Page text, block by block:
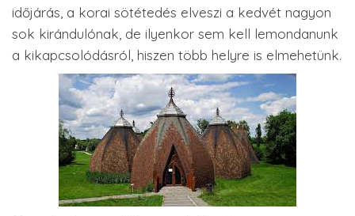
időjárás, a korai sötétedés elveszi a kedvét nagyon
sok kirándulónak, de ilyenkor sem kell lemondanunk
a kikapcsolódásról, hiszen több helyre is elmehetünk.